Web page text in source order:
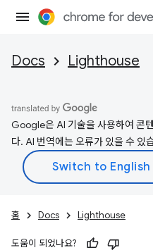
Docs Lighthouse
Google은 AI 기술을 사용하여 콘
다. AI 번역에는 오류가 있을 수 있
홈 Docs Lighthouse
도움이 되었나요?